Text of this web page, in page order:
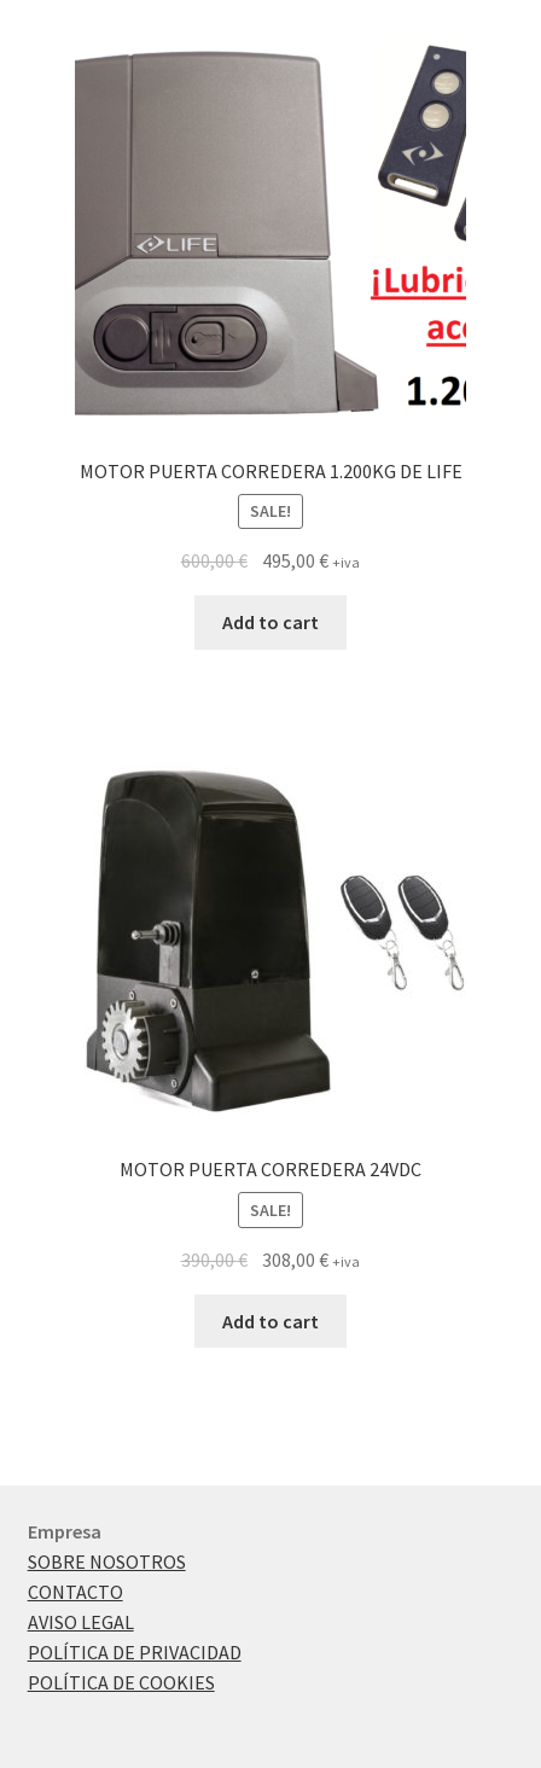
MOTOR PUERTA CORREDERA 1.200KG DE LIFE
SALE!
600,00€ 495,00€ +iva
Add to cart
MOTOR PUERTA CORREDERA 24VDC
SALE!
390,00€ 308,00€ +iva
Add to cart
Empresa
SOBRE NOSOTROS
CONTACTO
AVISO LEGAL
POLÍTICA DE PRIVACIDAD
POLÍTICA DE COOKIES